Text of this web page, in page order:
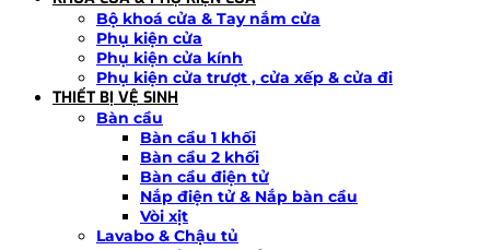
Bộ khoá cửa & Tay nắm cửa
Phụ kiện cửa
Phụ kiện cửa kính
Phụ kiện cửa trượt , cửa xếp & cửa đi
THIẾT BỊ VỆ SINH
Bàn cầu
Bàn cầu 1 khối
Bàn cầu 2 khối
Bàn cầu điện tử
Nắp điện tử & Nắp bàn cầu
Vòi xịt
Lavabo & Chậu tủ